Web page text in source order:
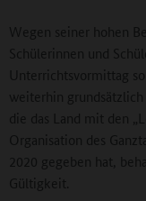
Wegen seiner hohen
Schülerinnen und
Unterrichtsvormittag
weiterhin
die das Land mit den
Organisation des
2020 gegeben hat,
Gültigkeit.